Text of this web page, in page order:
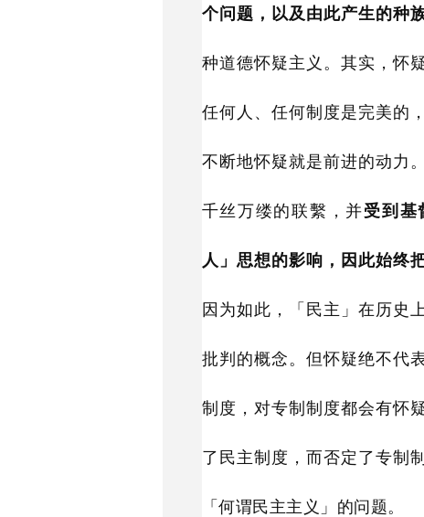
个问题，以及由此产生的种
种道德怀疑主义。其实，怀
任何人、任何制度是完美的
不断地怀疑就是前进的动力
千丝万缕的联繫，并受到基
人」思想的影响，因此始终
因为如此，「民主」在历史
批判的概念。但怀疑绝不代
制度，对专制制度都会有怀
了民主制度，而否定了专制
「何谓民主主义」的问题。